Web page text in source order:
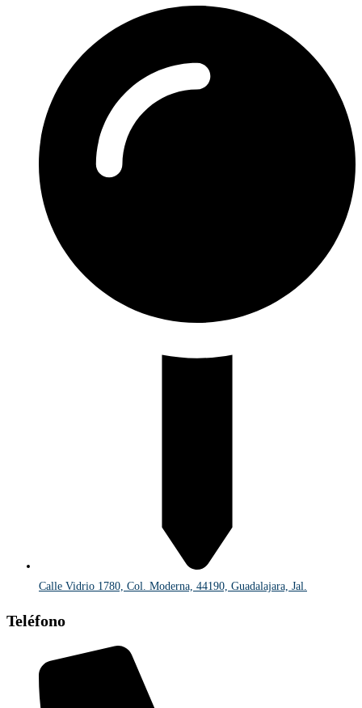
Calle Vidrio 1780, Col. Moderna, 44190, Guadalajara, Jal.
Teléfono